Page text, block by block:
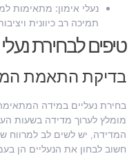
נעלי אימון: מתאימות
תמיכה רב כיוונית
טיפים לבחירת
בדיקת התאמת
בחירת נעליים במידה
מומלץ לערוך מדידה בשעות
המדידה, יש לשים לב למרווח
חשוב לבחון את הנעליים הן